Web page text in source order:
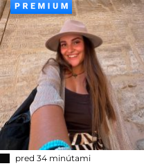
pred 34 minútami